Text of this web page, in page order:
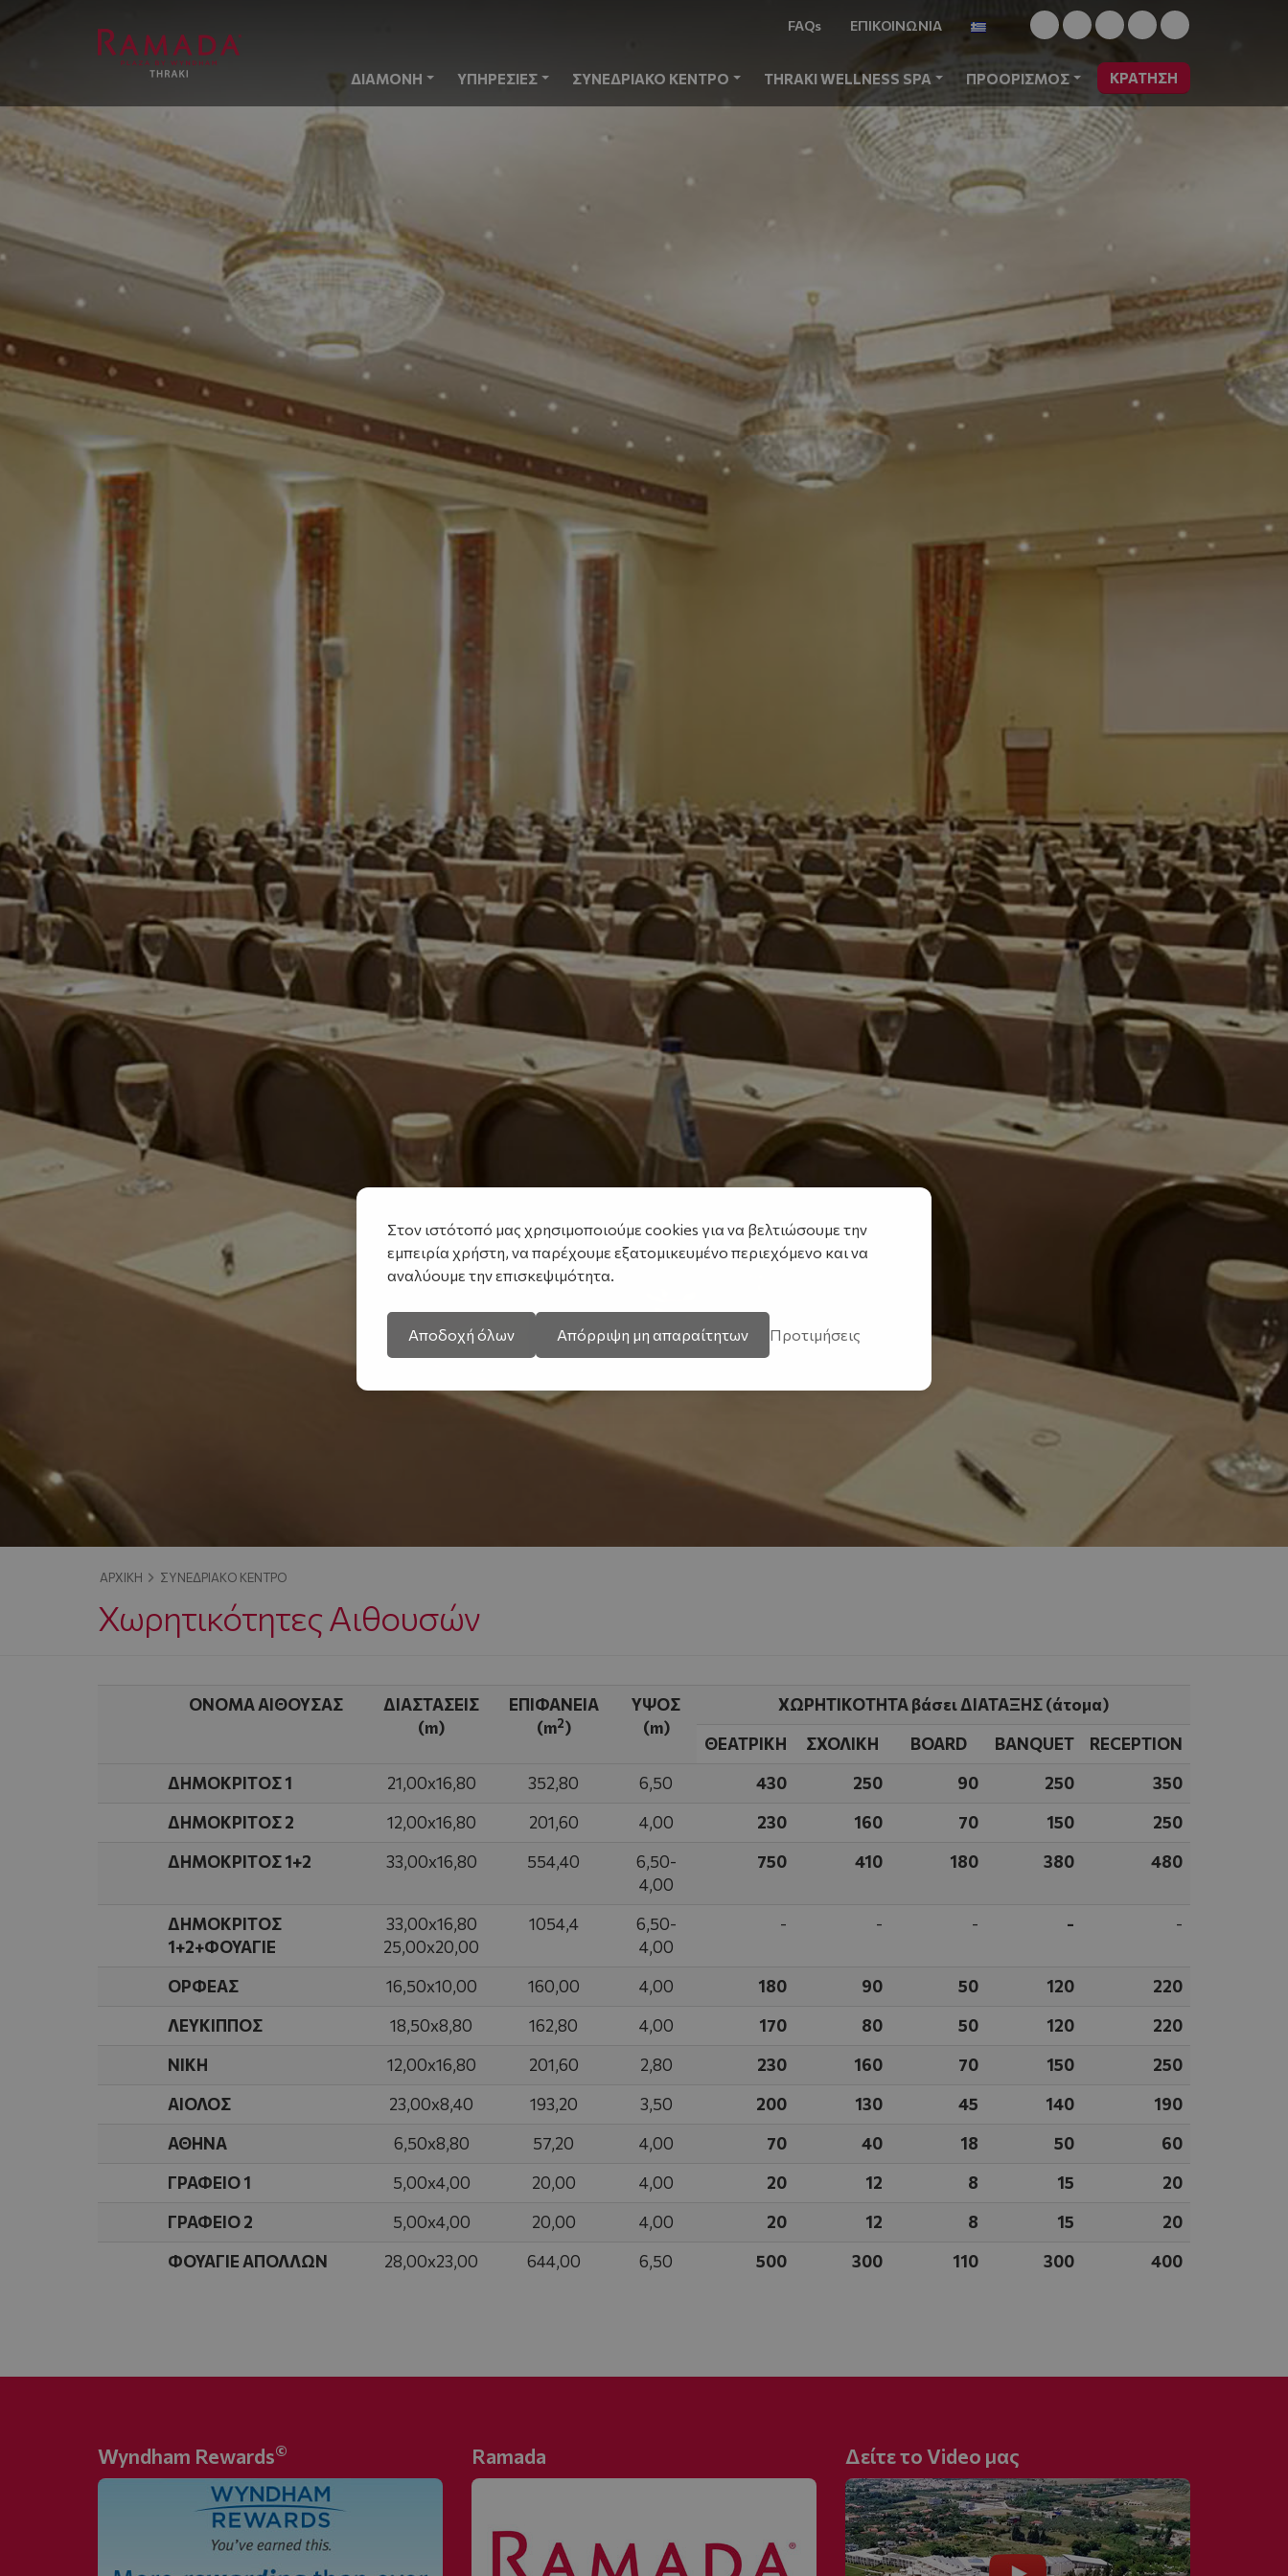
Στον ιστότοπό μας χρησιμοποιούμε cookies για να βελτιώσουμε την
εμπειρία χρήστη, να παρέχουμε εξατομικευμένο περιεχόμενο και να
αναλύουμε την επισκεψιμότητα.
Αποδοχή όλων Απόρριψη μη απαραίτητων Προτιμήσεις
FAQs ΕΠΙΚΟΙΝΩΝΙΑ
ΔΙΑΜΟΝΗ ΥΠΗΡΕΣΙΕΣ ΣΥΝΕΔΡΙΑΚΟ ΚΕΝΤΡΟ THRAKI WELLNESS SPA ΠΡΟΟΡΙΣΜΟΣ ΚΡΆΤΗΣΗ
ΑΡΧΙΚΉ ΣΥΝΕΔΡΙΑΚΌ ΚΈΝΤΡΟ
Χωρητικότητες Αιθουσών
ΟΝΟΜΑ ΑΙΘΟΥΣΑΣ
ΔΙΑΣΤΑΣΕΙΣ
(m)
ΕΠΙΦΑΝΕΙΑ
(m2)
ΥΨΟΣ
(m)
ΧΩΡΗΤΙΚΟΤΗΤΑ βάσει ΔΙΑΤΑΞΗΣ (άτομα)
ΘΕΑΤΡΙΚΗ
ΣΧΟΛΙΚΗ BOARD BANQUET
RECEPTION
ΔΗΜΟΚΡΙΤΟΣ 1
21,00x16,80 352,80 6,50 430 250 90 250
350
ΔΗΜΟΚΡΙΤΟΣ 2
12,00x16,80 201,60 4,00 230 160 70 150
250
ΔΗΜΟΚΡΙΤΟΣ 1+2
33,00x16,80 554,40
6,50-
4,00
750 410 180 380 480
ΔΗΜΟΚΡΙΤΟΣ
1+2+ΦΟΥΑΓΙΕ
33,00x16,80
25,00x20,00
1054,4
6,50-
4,00
- - - - -
ΟΡΦΕΑΣ 16,50x10,00 160,00 4,00 180 90 50 120
220
ΛΕΥΚΙΠΠΟΣ
18,50x8,80 162,80 4,00 170 80 50 120
220
ΝΙΚΗ
12,00x16,80 201,60 2,80 230 160 70 150
250
ΑΙΟΛΟΣ
23,00x8,40 193,20 3,50 200 130 45 140
190
ΑΘΗΝΑ
6,50x8,80 57,20 4,00 70 40 18 50
60
ΓΡΑΦΕΙΟ 1
5,00x4,00 20,00 4,00 20 12 8 15
20
ΓΡΑΦΕΙΟ 2
5,00x4,00 20,00 4,00 20 12 8 15
20
ΦΟΥΑΓΙΕ ΑΠΟΛΛΩΝ
28,00x23,00 644,00 6,50 500 300 110 300 400
Wyndham Rewards© Ramada Δείτε το Video μας